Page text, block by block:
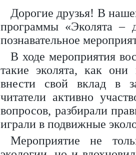
Дорогие друзья! В
программы «Эколята –
познавательное
В ходе мероприятия
такие эколята, как
внести свой вклад в
читатели активно
вопросов, разбирали
играли в подвижные
Мероприятие не